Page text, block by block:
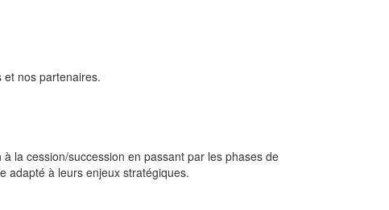
nos partenaires.
la cession/succession en passant par les phases de
adapté à leurs enjeux stratégiques.